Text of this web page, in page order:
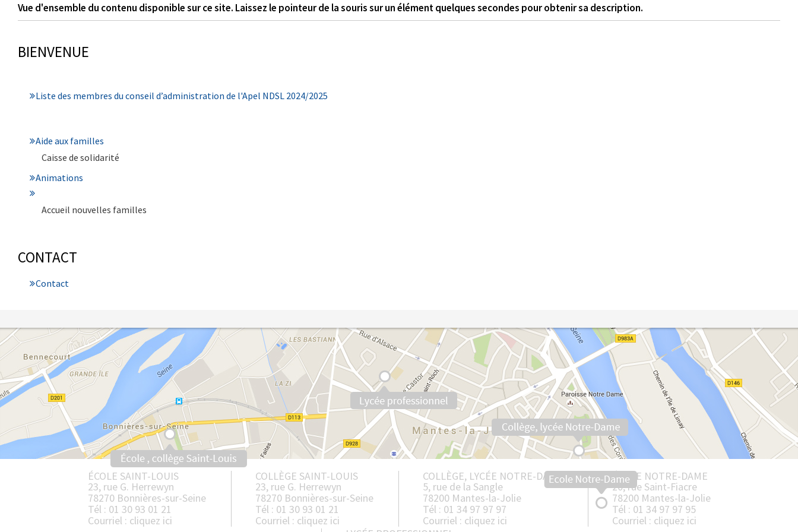
Vue d'ensemble du contenu disponible sur ce site. Laissez le pointeur de la souris sur un élément quelques secondes pour obtenir sa description.
BIENVENUE
Liste des membres du conseil d’administration de l'Apel NDSL 2024/2025
Aide aux familles
Caisse de solidarité
Animations
Accueil nouvelles familles
CONTACT
Contact
ÉCOLE SAINT-LOUIS
23, rue G. Herrewyn
78270 Bonnières-sur-Seine
Tél : 01 30 93 01 21
Courriel : cliquez ici
COLLÈGE SAINT-LOUIS
23, rue G. Herrewyn
78270 Bonnières-sur-Seine
Tél : 01 30 93 01 21
Courriel : cliquez ici
COLLÈGE, LYCÉE NOTRE-DAME
5, rue de la Sangle
78200 Mantes-la-Jolie
Tél : 01 34 97 97 97
Courriel : cliquez ici
ÉCOLE NOTRE-DAME
20, rue Saint-Fiacre
78200 Mantes-la-Jolie
Tél : 01 34 97 97 95
Courriel : cliquez ici